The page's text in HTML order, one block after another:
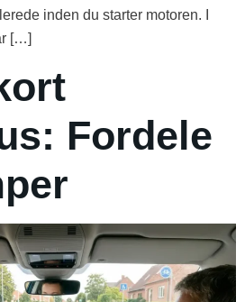
inden du starter motoren. I
[…]
Fordele